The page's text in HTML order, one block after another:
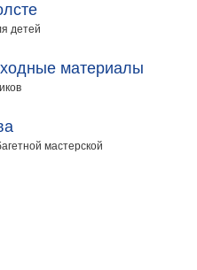
детей
материалы
мастерской